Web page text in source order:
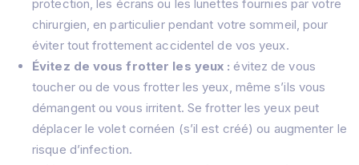
protection, les écrans ou les lunettes fournies par votre
chirurgien, en particulier pendant votre sommeil, pour
éviter tout frottement accidentel de vos yeux.
Évitez de vous frotter les yeux : évitez de vous
toucher ou de vous frotter les yeux, même s’ils vous
démangent ou vous irritent. Se frotter les yeux peut
déplacer le volet cornéen (s’il est créé) ou augmenter le
risque d’infection.